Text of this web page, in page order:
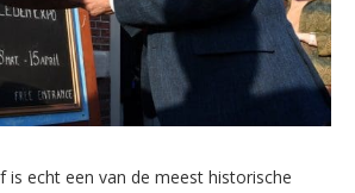
is echt een van de meest historische